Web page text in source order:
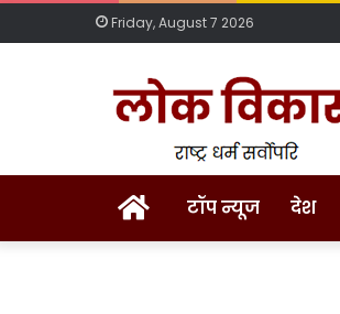
Friday, August 7 2026
Homeटॉप न्यूज देश